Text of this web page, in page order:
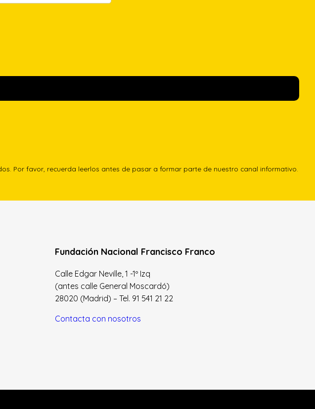
Por favor, recuerda leerlos antes de pasar a formar parte de nuestro canal informativo.
Fundación Nacional Francisco Franco
Calle Edgar Neville, 1 -1º Izq
(antes calle General Moscardó)
28020 (Madrid) – Tel. 91 541 21 22
Contacta con nosotros